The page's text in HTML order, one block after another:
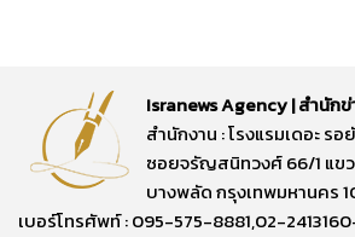
Isranews Agency | สำนัก
สำนักงาน : โรงแรมเดอะ รอ
ซอยจรัญสนิทวงศ์ 66/1 แข
บางพลัด กรุงเทพมหานคร
เบอร์โทรศัพท์ : 095-575-8881,02-